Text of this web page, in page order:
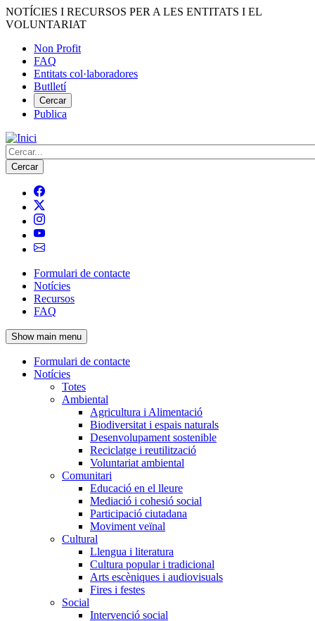
Vés
al
NOTÍCIES I RECURSOS PER A LES ENTITATS I EL
VOLUNTARIAT
Menú
del
compte
d'usuari
Non Profit
FAQ
Entitats col·laboradores
Butlletí
Cercar
Publica
Cerca
Navegació
principal
de
l'encapçalament
Formulari de contacte
Notícies
Recursos
FAQ
Show main menu
Navegació
principal
Formulari de contacte
Notícies
Totes
Ambiental
Agricultura i Alimentació
Biodiversitat i espais naturals
Desenvolupament sostenible
Reciclatge i reutilització
Voluntariat ambiental
Comunitari
Educació en el lleure
Mediació i cohesió social
Participació ciutadana
Moviment veïnal
Cultural
Llengua i literatura
Cultura popular i tradicional
Arts escèniques i audiovisuals
Fires i festes
Social
Intervenció social